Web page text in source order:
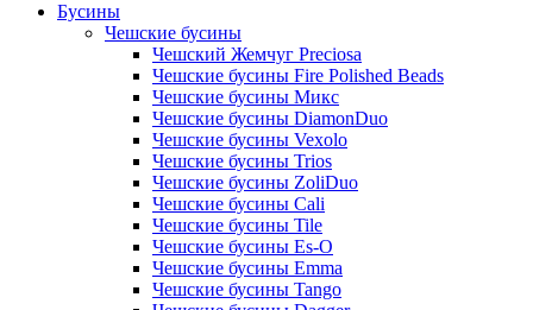
Бусины
Чешские бусины
Чешский Жемчуг Preciosa
Чешские бусины Fire Polished Beads
Чешские бусины Микс
Чешские бусины DiamonDuo
Чешские бусины Vexolo
Чешские бусины Trios
Чешские бусины ZoliDuo
Чешские бусины Cali
Чешские бусины Tile
Чешские бусины Es-O
Чешские бусины Emma
Чешские бусины Tango